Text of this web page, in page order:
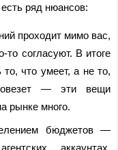
ряд нюансов:
проходит мимо вас,
то согласуют. В итоге
то, что умеет, а не то,
— эти вещи
рынке много.
бюджетов —
аккаунтах,